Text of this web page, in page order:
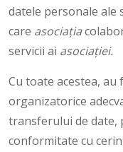
datele personale
care asociația
servicii ai asociației.
Cu toate acestea,
organizatorice
transferului de date,
conformitate cu